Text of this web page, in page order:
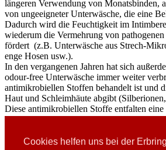
Cookies helfen uns bei der
längeren Verwendung von Monatsbinden,
von ungeeigneter Unterwäsche, die eine
Dadurch wird die Feuchtigkeit im
wiederum die Vermehrung von pathogenen
fördert (z.B. Unterwäsche aus Strech-
enge Hosen usw.).
In den vergangenen Jahren hat sich
odour-free Unterwäsche immer weiter
antimikrobiellen Stoffen behandelt ist und
Haut und Schleimhäute abgibt
Diese antimikrobiellen Stoffe entfalten
können die Normalflora der Haut
Gleichgewicht im Vaginalbereich
seinen natürlichen Schutz bleibt.